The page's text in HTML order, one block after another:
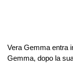
Vera Gemma entra
Gemma, dopo la